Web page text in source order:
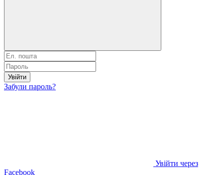
Увійти
Забули пароль?
Увійти через
Facebook